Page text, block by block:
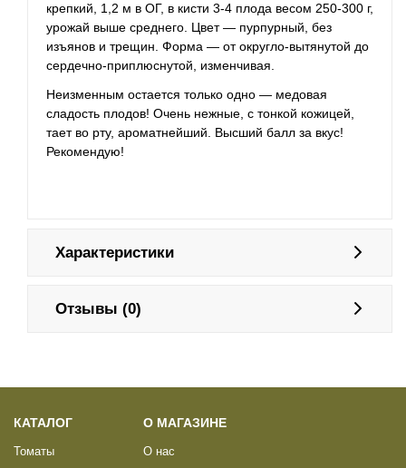
крепкий, 1,2 м в ОГ, в кисти 3-4 плода весом 250-300 г,
урожай выше среднего. Цвет — пурпурный, без
изъянов и трещин. Форма — от округло-вытянутой до
сердечно-приплюснутой, изменчивая.
Неизменным остается только одно — медовая
сладость плодов! Очень нежные, с тонкой кожицей,
тает во рту, ароматнейший. Высший балл за вкус!
Рекомендую!
Характеристики
Отзывы (0)
КАТАЛОГ
Томаты
О МАГАЗИНЕ
О нас